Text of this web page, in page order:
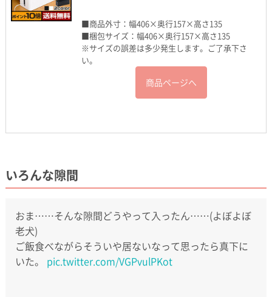
■商品外寸：幅406×奥行157×高さ135
■梱包サイズ：幅406×奥行157×高さ135
※サイズの誤差は多少発生します。ご了承下さ
い。
商品ページへ
いろんな隙間
おま……そんな隙間どうやって入ったん……(よぼよぼ
老犬)
ご飯食べながらそういや居ないなって思ったら真下に
いた。 pic.twitter.com/VGPvulPKot